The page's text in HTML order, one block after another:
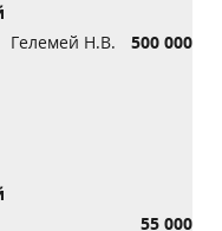
Гелемей Н.В. 500 000
55 000